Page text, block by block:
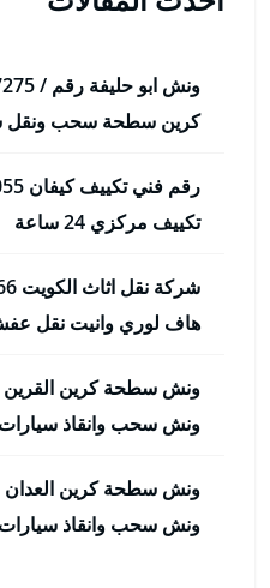
كرين سطحة سحب ونقل
تكييف مركزي 24 ساعة
هاف لوري وانيت نقل
ونش سحب وانقاذ سيارات
ونش سحب وانقاذ سيارات